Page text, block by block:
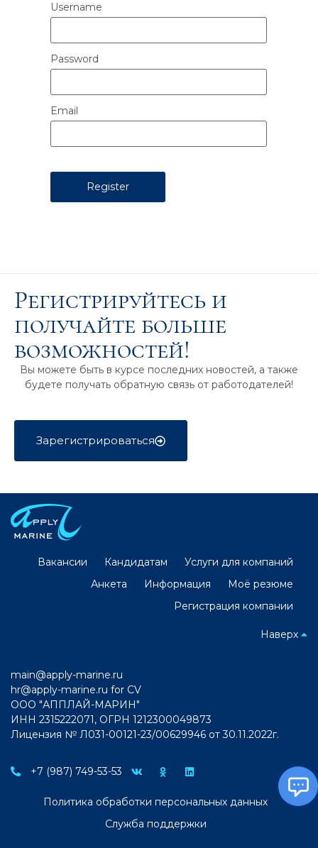
Username
Password
Email
Регистрируйтесь и
получайте больше
возможностей!
Вы можете быть в курсе последних новостей, а также
будете получать обратную связь от работодателей!
Зарегистрироваться
Вакансии Кандидатам
Услуги для компаний
Анкета
Информация
Моё резюме
Регистрация компании
Наверх
main@apply-marine.ru
hr@apply-marine.ru for CV
ООО "АППЛАЙ-МАРИН"
ИНН 2315222071, ОГРН 1212300049873
Лицензия № Л031-00121-23/00629946 от 30.11.2022г.
+7 (987) 749-53-53
Политика обработки персональных данных
Служба поддержки